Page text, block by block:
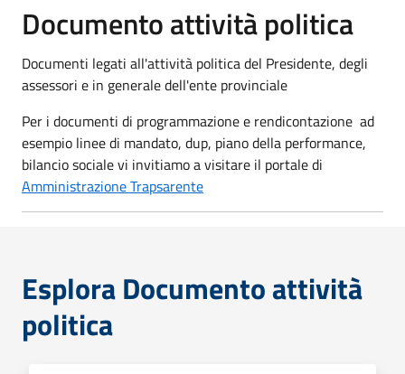
Documento attività politica
Documenti legati all'attività politica del Presidente, degli
assessori e in generale dell'ente provinciale
Per i documenti di programmazione e rendicontazione ad
esempio linee di mandato, dup, piano della performance,
bilancio sociale vi invitiamo a visitare il portale di
Amministrazione Trapsarente
Esplora Documento attività
politica